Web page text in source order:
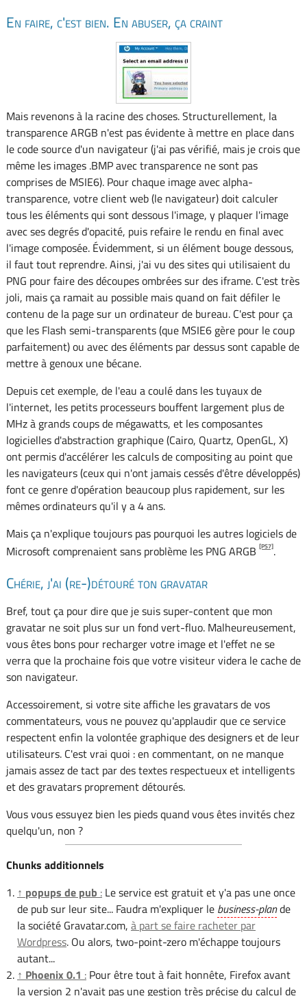
En faire, c'est bien. En abuser, ça craint
Mais revenons à la racine des choses. Structurellement, la
transparence ARGB n'est pas évidente à mettre en place dans
le code source d'un navigateur (j'ai pas vérifié, mais je crois que
même les images .BMP avec transparence ne sont pas
comprises de MSIE6). Pour chaque image avec alpha-
transparence, votre client web (le navigateur) doit calculer
tous les éléments qui sont dessous l'image, y plaquer l'image
avec ses degrés d'opacité, puis refaire le rendu en final avec
l'image composée. Évidemment, si un élément bouge dessous,
il faut tout reprendre. Ainsi, j'ai vu des sites qui utilisaient du
PNG pour faire des découpes ombrées sur des iframe. C'est très
joli, mais ça ramait au possible mais quand on fait défiler le
contenu de la page sur un ordinateur de bureau. C'est pour ça
que les Flash semi-transparents (que MSIE6 gère pour le coup
parfaitement) ou avec des éléments par dessus sont capable de
mettre à genoux une bécane.
Depuis cet exemple, de l'eau a coulé dans les tuyaux de
l'internet, les petits processeurs bouffent largement plus de
MHz à grands coups de mégawatts, et les composantes
logicielles d'abstraction graphique (Cairo, Quartz, OpenGL, X)
ont permis d'accélérer les calculs de compositing au point que
les navigateurs (ceux qui n'ont jamais cessés d'être développés)
font ce genre d'opération beaucoup plus rapidement, sur les
mêmes ordinateurs qu'il y a 4 ans.
Mais ça n'explique toujours pas pourquoi les autres logiciels de
Microsoft comprenaient sans problème les PNG ARGB [PS7].
Chérie, j'ai (re-)détouré ton gravatar
Bref, tout ça pour dire que je suis super-content que mon
gravatar ne soit plus sur un fond vert-fluo. Malheureusement,
vous êtes bons pour recharger votre image et l'effet ne se
verra que la prochaine fois que votre visiteur videra le cache de
son navigateur.
Accessoirement, si votre site affiche les gravatars de vos
commentateurs, vous ne pouvez qu'applaudir que ce service
respectent enfin la volontée graphique des designers et de leur
utilisateurs. C'est vrai quoi : en commentant, on ne manque
jamais assez de tact par des textes respectueux et intelligents
et des gravatars proprement détourés.
Vous vous essuyez bien les pieds quand vous êtes invités chez
quelqu'un, non ?
Chunks additionnels
↑ popups de pub :Le service est gratuit et y'a pas une once
de pub sur leur site... Faudra m'expliquer le business-plande
la société Gravatar.com, à part se faire racheter par
Wordpress. Ou alors, two-point-zero m'échappe toujours
autant...
↑ Phoenix 0.1 :Pour être tout à fait honnête, Firefox avant
la version 2 n'avait pas une gestion très précise du calcul de